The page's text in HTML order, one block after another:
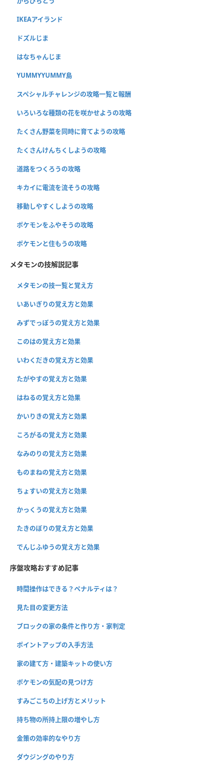
IKEAアイランド
ドズルじま
はなちゃんじま
YUMMYYUMMY島
スペシャルチャレンジの攻略一覧と報酬
いろいろな種類の花を咲かせようの攻略
たくさん野菜を同時に育てようの攻略
たくさんけんちくしようの攻略
道路をつくろうの攻略
キカイに電流を流そうの攻略
移動しやすくしようの攻略
ポケモンをふやそうの攻略
ポケモンと住もうの攻略
メタモンの技解説記事
メタモンの技一覧と覚え方
いあいぎりの覚え方と効果
みずでっぽうの覚え方と効果
このはの覚え方と効果
いわくだきの覚え方と効果
たがやすの覚え方と効果
はねるの覚え方と効果
かいりきの覚え方と効果
ころがるの覚え方と効果
なみのりの覚え方と効果
ものまねの覚え方と効果
ちょすいの覚え方と効果
かっくうの覚え方と効果
たきのぼりの覚え方と効果
でんじふゆうの覚え方と効果
序盤攻略おすすめ記事
時間操作はできる？ペナルティは？
見た目の変更方法
ブロックの家の条件と作り方・家判定
ポイントアップの入手方法
家の建て方・建築キットの使い方
ポケモンの気配の見つけ方
すみごこちの上げ方とメリット
持ち物の所持上限の増やし方
金策の効率的なやり方
ダウジングのやり方